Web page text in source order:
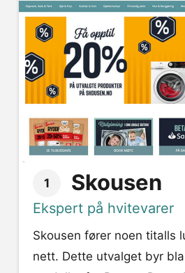
1 Skousen
Ekspert på hvitevarer
Skousen fører noen titalls
nett. Dette utvalget byr